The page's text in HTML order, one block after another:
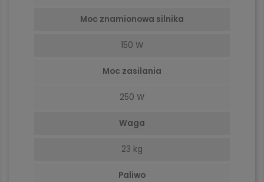
Moc znamionowa silnika
150 W
Moc zasilania
250 W
Waga
23 kg
Paliwo